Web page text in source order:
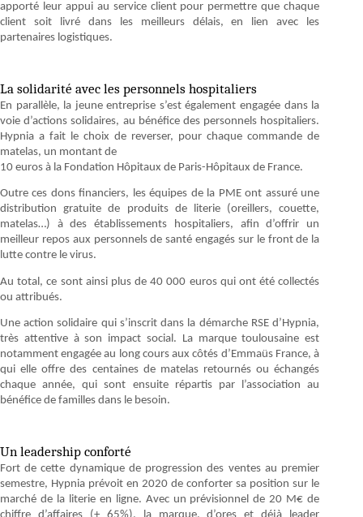
apporté leur appui au service client pour permettre que chaque
client soit livré dans les meilleurs délais, en lien avec les
partenaires logistiques.
La solidarité avec les personnels hospitaliers
En parallèle, la jeune entreprise s’est également engagée dans la
voie d’actions solidaires, au bénéfice des personnels hospitaliers.
Hypnia a fait le choix de reverser, pour chaque commande de
matelas, un montant de
10 euros à la Fondation Hôpitaux de Paris-Hôpitaux de France.
Outre ces dons financiers, les équipes de la PME ont assuré une
distribution gratuite de produits de literie (oreillers, couette,
matelas…) à des établissements hospitaliers, afin d’offrir un
meilleur repos aux personnels de santé engagés sur le front de la
lutte contre le virus.
Au total, ce sont ainsi plus de 40 000 euros qui ont été collectés
ou attribués.
Une action solidaire qui s’inscrit dans la démarche RSE d’Hypnia,
très attentive à son impact social. La marque toulousaine est
notamment engagée au long cours aux côtés d’Emmaüs France, à
qui elle offre des centaines de matelas retournés ou échangés
chaque année, qui sont ensuite répartis par l’association au
bénéfice de familles dans le besoin.
Un leadership conforté
Fort de cette dynamique de progression des ventes au premier
semestre, Hypnia prévoit en 2020 de conforter sa position sur le
marché de la literie en ligne. Avec un prévisionnel de 20 M€ de